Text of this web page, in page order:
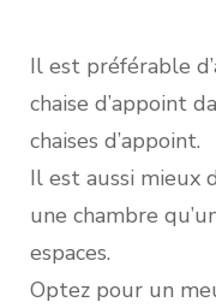
Il est préférable
chaise d’appoint
chaises d’appoint.
Il est aussi mieux
une chambre
espaces.
Optez pour un